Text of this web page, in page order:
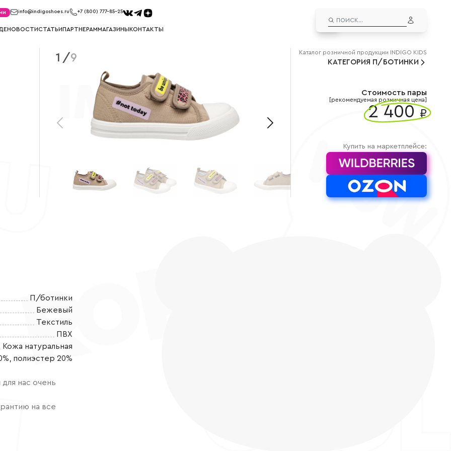
info@indigoshoes.ru +7 (800) 777-85-25
НОВОСТИСТАТЬИПАРТНЕРАММАГАЗИНЫКОНТАКТЫ
EN
ЛИЧНЫЙ КАБИНЕТ
ВЫЙТИ ИЗ АККАУНТА
САНДАЛИИ
Сандалии для мальчиков
Сандалии для девочек Туфли для девочек
ДУТЫШИ
МЕМБРАНА
Мембрана для мальчиков
Мембрана для девочек
УГГИ
Угги для мальчиков
Угги для девочек
СНОУБУТСЫ
1 /9 Каталог розничной продукции INDIGO KIDS
КАТЕГОРИЯ П/БОТИНКИ
Стоимость пары
[рекомендуемая розничная цена]
2 400 ₽
Купить на маркетплейсе:
П/ботинки
Бежевый
Текстиль
ПВХ
Кожа натуральная
полиэстер 20%
нас очень
на все